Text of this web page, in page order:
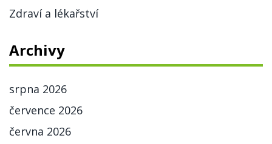
Zdraví a lékařství
Archivy
srpna 2026
července 2026
června 2026